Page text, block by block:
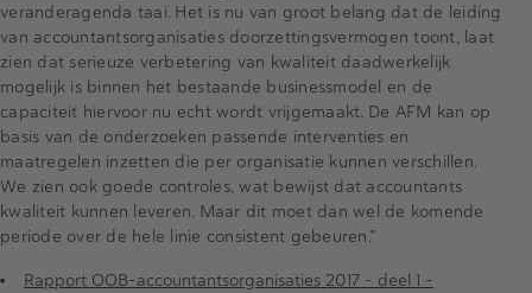
veranderagenda taai. Het is nu van groot belang dat de leiding
van accountantsorganisaties doorzettingsvermogen toont, laat
zien dat serieuze verbetering van kwaliteit daadwerkelijk
mogelijk is binnen het bestaande businessmodel en de
capaciteit hiervoor nu echt wordt vrijgemaakt. De AFM kan op
basis van de onderzoeken passende interventies en
maatregelen inzetten die per organisatie kunnen verschillen.
We zien ook goede controles, wat bewijst dat accountants
kwaliteit kunnen leveren. Maar dit moet dan wel de komende
periode over de hele linie consistent gebeuren.”
Rapport OOB-accountantsorganisaties 2017 - deel 1 -